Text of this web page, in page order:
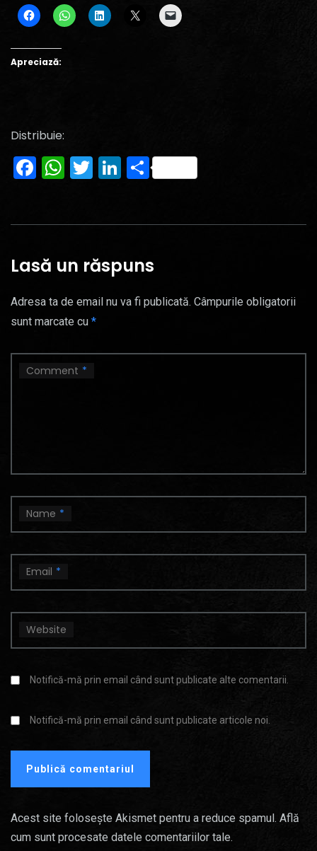
Apreciază:
Distribuie:
Facebook
WhatsApp
Twitter
LinkedIn
Partajează
Lasă un răspuns
Adresa ta de email nu va fi publicată. Câmpurile obligatorii
sunt marcate cu *
Comment *
Name *
Email *
Website
Notifică-mă prin email când sunt publicate alte comentarii.
Notifică-mă prin email când sunt publicate articole noi.
Acest site folosește Akismet pentru a reduce spamul. Află
cum sunt procesate datele comentariilor tale.